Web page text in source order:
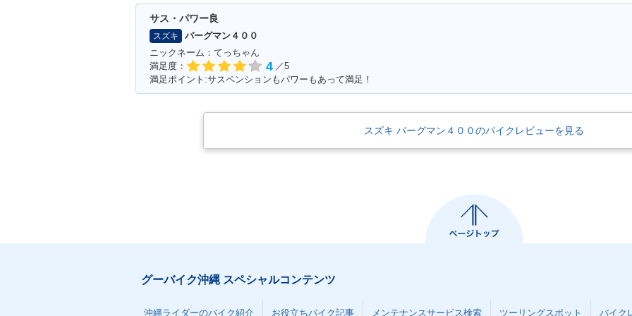
サス・パワー良
スズキ
バーグマン４００
ニックネーム：てっちゃん
満足度：
4 ／5
満足ポイント:サスペンションもパワーもあって満足！
スズキ バーグマン４００のバイクレビューを見る
グーバイク沖縄 スペシャルコンテンツ
沖縄ライダーのバイク紹介 お役立ちバイク記事 メンテナンスサービス検索 ツーリングスポット バイク